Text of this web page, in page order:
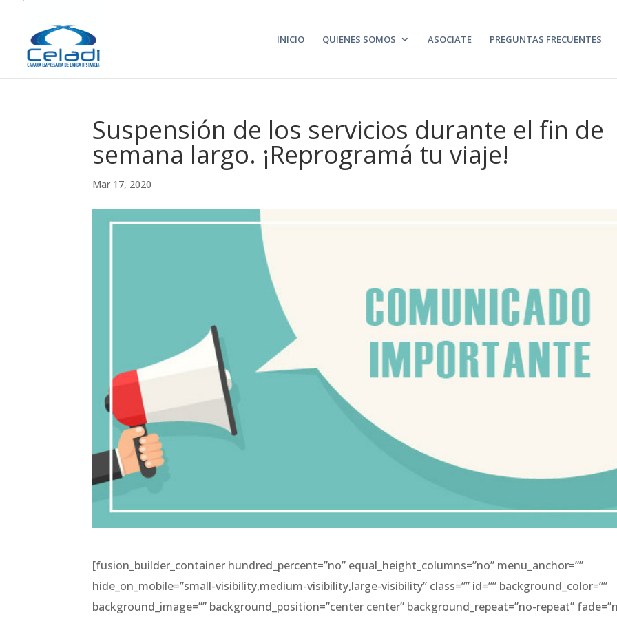
INICIO QUIENES SOMOS ASOCIATE PREGUNTAS FRECUENTES
Suspensión de los servicios durante el fin de
semana largo. ¡Reprogramá tu viaje!
Mar 17, 2020
[fusion_builder_container hundred_percent=”no” equal_height_columns=”no” menu_anchor=””
hide_on_mobile=”small-visibility,medium-visibility,large-visibility” class=”” id=”” background_color=””
background_image=”” background_position=”center center” background_repeat=”no-repeat”